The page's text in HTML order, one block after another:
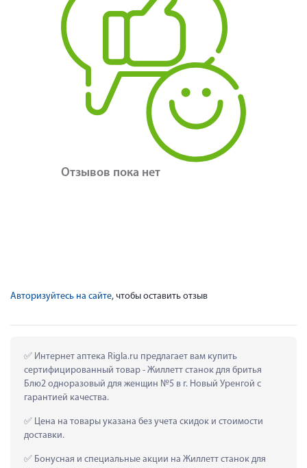
Отзывов пока нет
Авторизуйтесь на сайте, чтобы оставить отзыв
Интернет аптека Rigla.ru предлагает вам купить
сертифицированный товар - Жиллетт станок для бритья
Блю2 одноразовый для женщин №5 в г. Новый Уренгой с
гарантией качества.
Цена на товары указана без учета скидок и стоимости
доставки.
Бонусная и специальные акции на Жиллетт станок для